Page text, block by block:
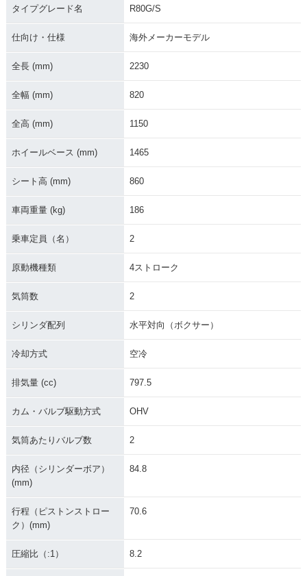
新登場
タイプグレード名 R80G/S
仕向け・仕様 海外メーカーモデル
全長 (mm) 2230
全幅 (mm) 820
全高 (mm) 1150
ホイールベース (mm) 1465
シート高 (mm) 860
車両重量 (kg) 186
乗車定員（名） 2
原動機種類 4ストローク
気筒数 2
シリンダ配列 水平対向（ボクサー）
冷却方式 空冷
排気量 (cc) 797.5
カム・バルブ駆動方式 OHV
気筒あたりバルブ数 2
内径（シリンダーボア）
(mm)
84.8
行程（ピストンストロー
ク）(mm)
70.6
圧縮比（:1） 8.2